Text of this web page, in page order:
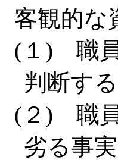
客観的な
(１) 職員
判断す
(２) 職員
劣る事